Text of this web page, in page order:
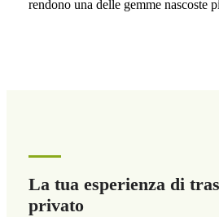
rendono una delle gemme nascoste
La tua esperienza di
privato